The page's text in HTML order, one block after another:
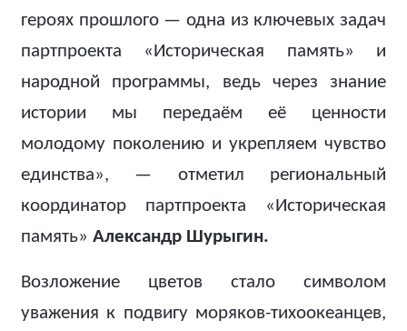
героях прошлого — одна из ключевых задач
партпроекта «Историческая память» и
народной программы, ведь через знание
истории мы передаём её ценности
молодому поколению и укрепляем чувство
единства», — отметил региональный
координатор партпроекта «Историческая
память» Александр Шурыгин.
Возложение цветов стало символом
уважения к подвигу моряков-тихоокеанцев,